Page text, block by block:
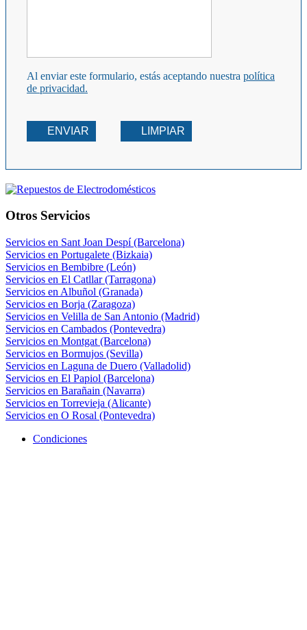
Al enviar este formulario, estás aceptando nuestra política
de privacidad.
ENVIAR LIMPIAR
Otros Servicios
Servicios en Sant Joan Despí (Barcelona)
Servicios en Portugalete (Bizkaia)
Servicios en Bembibre (León)
Servicios en El Catllar (Tarragona)
Servicios en Albuñol (Granada)
Servicios en Borja (Zaragoza)
Servicios en Velilla de San Antonio (Madrid)
Servicios en Cambados (Pontevedra)
Servicios en Montgat (Barcelona)
Servicios en Bormujos (Sevilla)
Servicios en Laguna de Duero (Valladolid)
Servicios en El Papiol (Barcelona)
Servicios en Barañain (Navarra)
Servicios en Torrevieja (Alicante)
Servicios en O Rosal (Pontevedra)
Condiciones